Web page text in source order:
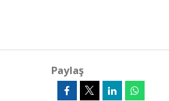
Paylaş